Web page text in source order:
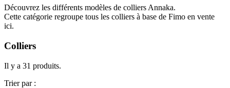
Découvrez les différents modèles de colliers Annaka.
Cette catégorie regroupe tous les colliers à base de Fimo en vente
ici.
Colliers
Il y a 31 produits.
Trier par :